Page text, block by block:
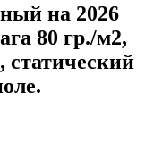
на 2026
80 гр./м2,
статический